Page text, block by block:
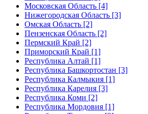
Московская Область [4]
Нижегородская Область [3]
Омская Область [2]
Пензенская Область [2]
Пермский Край [2]
Приморский Край [1]
Республика Алтай [1]
Республика Башкортостан [3]
Республика Калмыкия [1]
Республика Карелия [3]
Республика Коми [2]
Республика Мордовия [1]